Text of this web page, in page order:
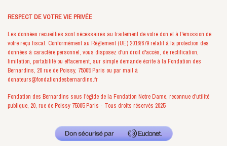
RESPECT DE VOTRE VIE PRIVÉE
Les données recueillies sont nécessaires au traitement de votre don et à l'émission de
votre reçu fiscal. Conformément au Règlement (UE) 2016/679 relatif à la protection des
données à caractère personnel, vous disposez d'un droit d'accès, de rectification,
limitation, portabilité ou effacement, sur simple demande écrite à la Fondation des
Bernardins, 20 rue de Poissy, 75005 Paris ou par mail à
donateurs@fondationdesbernardins.fr
Fondation des Bernardins sous l'égide de la Fondation Notre Dame, reconnue d'utilité
publique, 20, rue de Poissy 75005 Paris - Tous droits réservés 2025